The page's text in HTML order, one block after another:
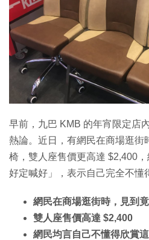
早前，九巴 KMB 的年宵限定店
熱論。近日，有網民在商場逛街
椅，雙人座售價更高達 $2,400
好定喊好」，表示自己完全不懂
網民在商場逛街時，見到
雙人座售價高達 $2,400
網民均言自己不懂得欣賞